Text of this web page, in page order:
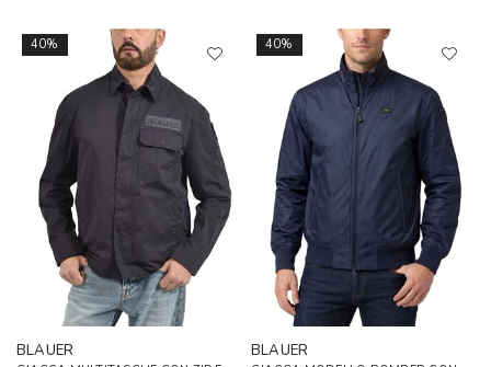
40%
BLAUER
40%
BLAUER